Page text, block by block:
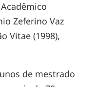
Zeferino Vaz
Vitae (1998),
de mestrado